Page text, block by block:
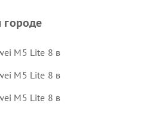
— устраняем вирусы,
и некорректную работу приложений.
по ремонту
M5 Lite 8 в
M5 Lite 8 в
M5 Lite 8 в